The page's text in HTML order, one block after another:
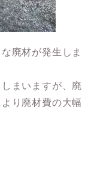
廃材が発生しま
まいますが、廃
り廃材費の大幅